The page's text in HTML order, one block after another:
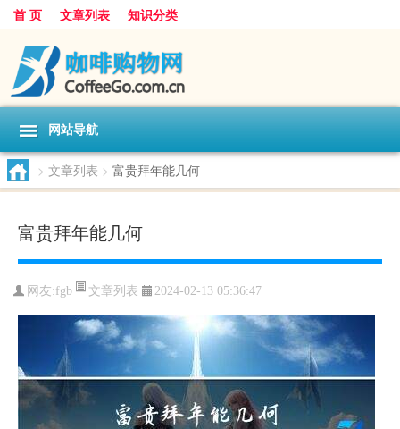
首 页 文章列表 知识分类
网站导航
> 文章列表 > 富贵拜年能几何
富贵拜年能几何
网友:fgb 文章列表 2024-02-13 05:36:47